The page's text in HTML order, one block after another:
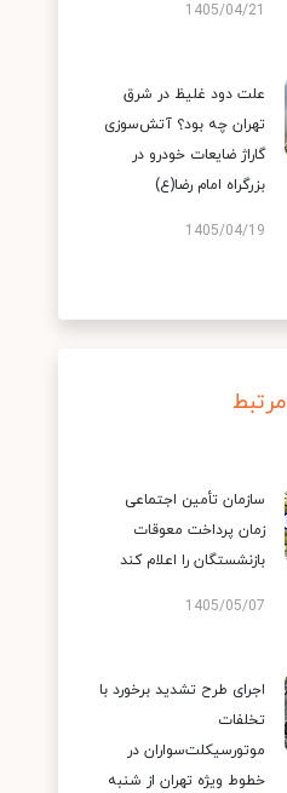
1405/04/21
علت دود غلیظ در شرق
تهران چه بود؟ آتش‌سوزی
گاراژ ضایعات خودرو در
بزرگراه امام رضا(ع)
1405/04/19
مرتبط
سازمان تأمین اجتماعی
زمان پرداخت معوقات
بازنشستگان را اعلام کند
1405/05/07
اجرای طرح تشدید برخورد با
تخلفات
موتورسیکلت‌سواران در
خطوط ویژه تهران از شنبه